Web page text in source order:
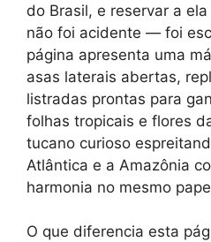
do Brasil, e reservar a
não foi acidente — foi
página apresenta uma
asas laterais abertas,
listradas prontas para
folhas tropicais e flores
tucano curioso
Atlântica e a Amazônia
harmonia no mesmo
O que diferencia esta